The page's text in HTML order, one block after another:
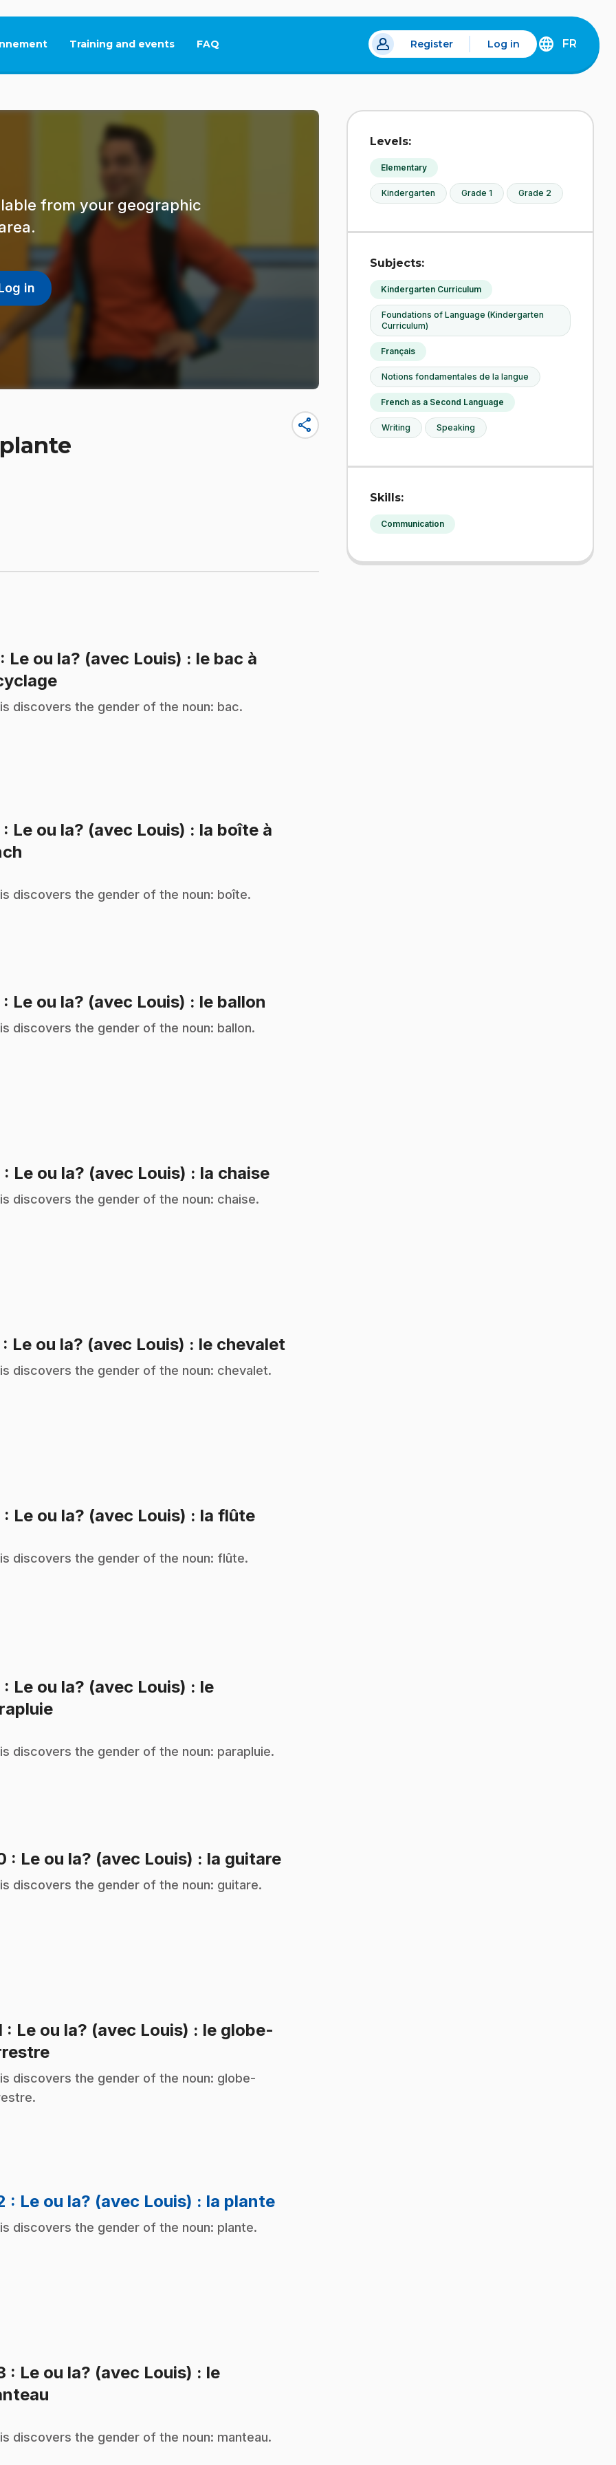
Training and events FAQ
This link will open in a new tab. Register Log in
DÉCOUVREZ
FRANÇAIS
FR
from your geographic
in
share
: Le ou la? (avec Louis) : le bac à
.
discovers the gender of the noun: bac.
: Le ou la? (avec Louis) : la boîte à
discovers the gender of the noun: boîte.
: Le ou la? (avec Louis) : le ballon
discovers the gender of the noun: ballon.
: Le ou la? (avec Louis) : la chaise.
discovers the gender of the noun: chaise.
: Le ou la? (avec Louis) : le chevalet.
discovers the gender of the noun: chevalet.
: Le ou la? (avec Louis) : la flûte.
discovers the gender of the noun: flûte.
: Le ou la? (avec Louis) : le
.
discovers the gender of the noun: parapluie.
: Le ou la? (avec Louis) : la guitare.
discovers the gender of the noun: guitare.
: Le ou la? (avec Louis) : le globe-
.
discovers the gender of the noun: globe-
: Le ou la? (avec Louis) : la plante.
discovers the gender of the noun: plante.
: Le ou la? (avec Louis) : le
discovers the gender of the noun: manteau.
Levels:
Elementary
Kindergarten Grade 1 Grade 2
Subjects:
Kindergarten Curriculum
Foundations of Language (Kindergarten
Curriculum)
Français
Notions fondamentales de la langue
French as a Second Language
Writing Speaking
Skills:
Communication